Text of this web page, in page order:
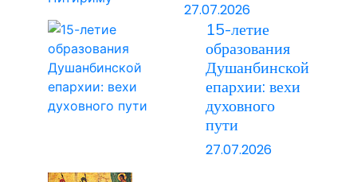
27.07.2026
15-летие
образования
Душанбинской
епархии: вехи
духовного
пути
27.07.2026